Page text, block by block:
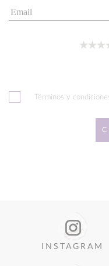
Términos y
INSTAGRAM